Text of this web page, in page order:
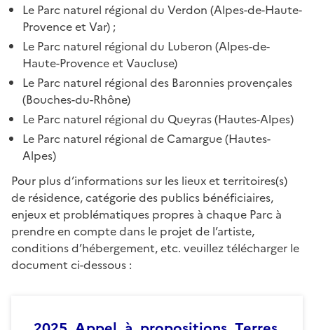
Le Parc naturel régional du Verdon (Alpes-de-Haute-
Provence et Var) ;
Le Parc naturel régional du Luberon (Alpes-de-
Haute-Provence et Vaucluse)
Le Parc naturel régional des Baronnies provençales
(Bouches-du-Rhône)
Le Parc naturel régional du Queyras (Hautes-Alpes)
Le Parc naturel régional de Camargue (Hautes-
Alpes)
Pour plus d’informations sur les lieux et territoires(s)
de résidence, catégorie des publics bénéficiaires,
enjeux et problématiques propres à chaque Parc à
prendre en compte dans le projet de l’artiste,
conditions d’hébergement, etc. veuillez télécharger le
document ci-dessous :